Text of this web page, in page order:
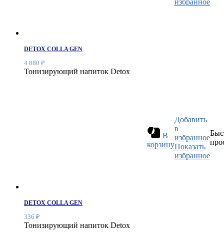
DETOX COLLA GEN
4 880 ₽
Тонизирующий напиток Detox
В
корзину
Добавить
в
избранное
Показать
избранное
DETOX COLLA GEN
336 ₽
Тонизирующий напиток Detox